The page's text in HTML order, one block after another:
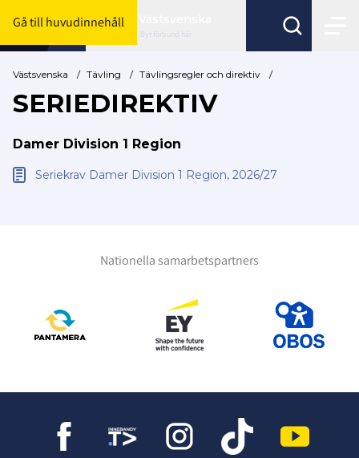
Gå till huvudinnehåll
Byt förbund här
Västsvenska / Tävling / Tävlingsregler och direktiv /
SERIEDIREKTIV
Damer Division 1 Region
Seriekrav Damer Division 1 Region, 2026/27
Nationella samarbetspartners